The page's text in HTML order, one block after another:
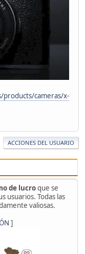
de lucroque se
usuarios. Todas las
valiosas.
]
products/cameras/x-
ACCIONES DEL USUARIO